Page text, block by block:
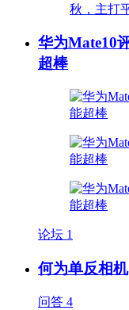
华为Mate10
超棒
论坛 1
何为单反相机
问答 4